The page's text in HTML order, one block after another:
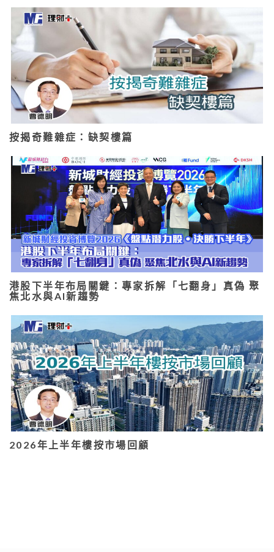
按揭奇難雜症：缺契樓篇
港股下半年布局關鍵：專家拆解「七翻身」真偽 聚
焦北水與AI新趨勢
2026年上半年樓按市場回顧